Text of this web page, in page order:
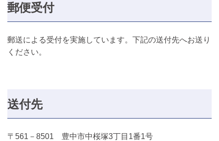
郵便受付
郵送による受付を実施しています。下記の送付先へお送り
ください。
送付先
〒561－8501 豊中市中桜塚3丁目1番1号